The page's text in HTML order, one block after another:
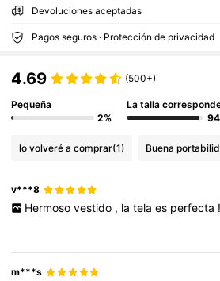
Devoluciones aceptadas
Pagos seguros · Protección de privacidad
4.69 (500+)
Pequeña
2%
La talla
lo volveré a comprar(1) Buena
v***8
Hermoso vestido , la tela es perfecta !
m***s